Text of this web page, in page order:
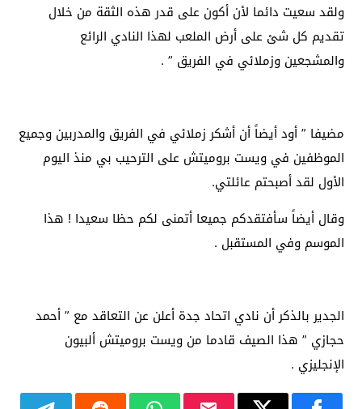
ولقد سعيت دائما لأن أكون على قدر هذه الثقة من خلال
تقديم كل شئ على أرض الملعب لهذا النادي الرائع
والمشجعين وزملائي في الفريق ” .
مضيفا ” أود أيضاً أن أشكر زملائي في الفريق والمدربين وجميع
الموظفين في ويست بروميتش على الترحيب بي منذ اليوم
الأول لقد أصبحتم عائلتي.
وقال أيضاً سأفتقدكم جميعا أتمنى لكم حظا سعيدا ! هذا
الموسم وفي المستقبل .
الجدير بالذكر أن نادي اتحاد جدة أعلن عن التعاقد مع ” أحمد
حجازي ” هذا الصيف قادما من ويست بروميتش ألبيون
الإنجليزي .